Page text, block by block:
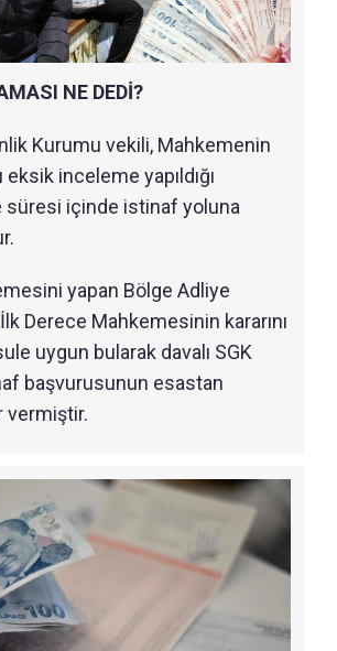
NE DEDİ?
Kurumu vekili, Mahkemenin
eksik inceleme yapıldığı
süresi içinde istinaf yoluna
yapan Bölge Adliye
Derece Mahkemesinin kararını
uygun bularak davalı SGK
başvurusunun esastan
vermiştir.